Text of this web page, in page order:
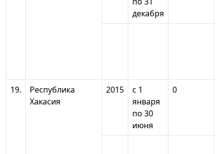
декабря
19.
Республика
Хакасия
2015
с 1
января
по 30
июня
0